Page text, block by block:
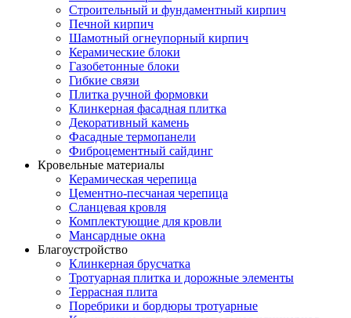
Строительный и фундаментный кирпич
Печной кирпич
Шамотный огнеупорный кирпич
Керамические блоки
Газобетонные блоки
Гибкие связи
Плитка ручной формовки
Клинкерная фасадная плитка
Декоративный камень
Фасадные термопанели
Фиброцементный сайдинг
Кровельные материалы
Керамическая черепица
Цементно-песчаная черепица
Сланцевая кровля
Комплектующие для кровли
Мансардные окна
Благоустройство
Клинкерная брусчатка
Тротуарная плитка и дорожные элементы
Террасная плита
Поребрики и бордюры тротуарные